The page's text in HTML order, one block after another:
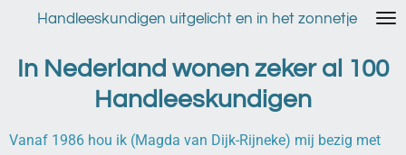
naar
hoofdinhoud
Handleeskundigen uitgelicht en in het zonnetje
In Nederland wonen zeker al 100
Handleeskundigen
Vanaf 1986 hou ik (Magda van Dijk-Rijneke) mij bezig met